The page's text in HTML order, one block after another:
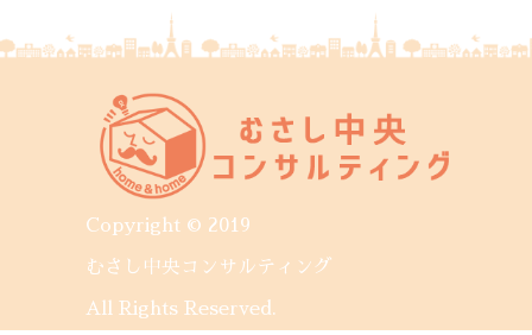
Copyright © 2019
むさし中央コンサルティング
All Rights Reserved.